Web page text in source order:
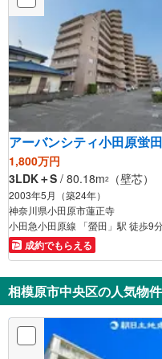
アーバンシティ小田原蛍田
1,800万円
3LDK＋S / 80.18m2 （壁芯）
2003年5月（築24年）
神奈川県小田原市蓮正寺
小田急小田原線 「螢田」駅 徒歩9
成約でもらえる
相模原市中央区の人気物